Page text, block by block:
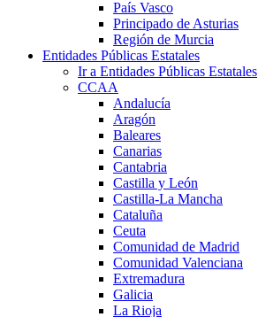
País Vasco
Principado de Asturias
Región de Murcia
Entidades Públicas Estatales
Ir a Entidades Públicas Estatales
CCAA
Andalucía
Aragón
Baleares
Canarias
Cantabria
Castilla y León
Castilla-La Mancha
Cataluña
Ceuta
Comunidad de Madrid
Comunidad Valenciana
Extremadura
Galicia
La Rioja